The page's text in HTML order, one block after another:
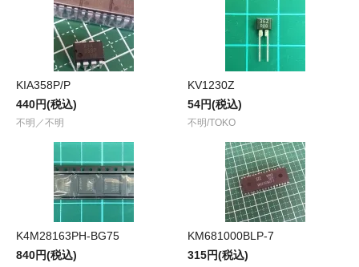
KIA358P/P
440円(税込)
不明／不明
KV1230Z
54円(税込)
不明/TOKO
K4M28163PH-BG75
840円(税込)
KM681000BLP-7
315円(税込)